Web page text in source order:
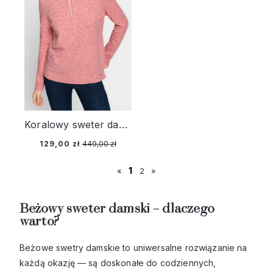
Koralowy sweter damski Henny z troczkami - Cozy Idylls
129,00 zł 449,00 zł
« 1 2 »
Beżowy sweter damski – dlaczego
warto?
Beżowe swetry damskie to uniwersalne rozwiązanie na
każdą okazję — są doskonałe do codziennych,